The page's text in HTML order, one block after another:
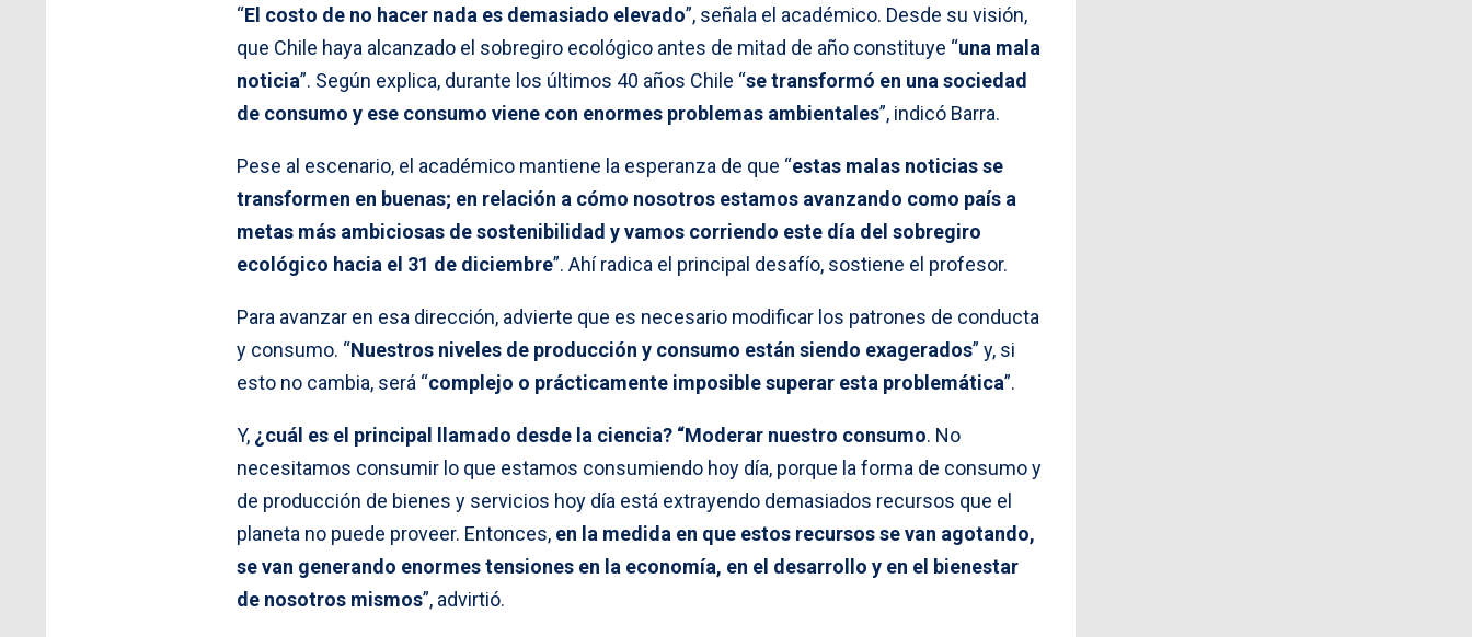
“El costo de no hacer nada es demasiado elevado”, señala el académico. Desde su visión,
que Chile haya alcanzado el sobregiro ecológico antes de mitad de año constituye “una mala
noticia”. Según explica, durante los últimos 40 años Chile “se transformó en una sociedad
de consumo y ese consumo viene con enormes problemas ambientales”, indicó Barra.
Pese al escenario, el académico mantiene la esperanza de que “estas malas noticias se
transformen en buenas; en relación a cómo nosotros estamos avanzando como país a
metas más ambiciosas de sostenibilidad y vamos corriendo este día del sobregiro
ecológico hacia el 31 de diciembre”. Ahí radica el principal desafío, sostiene el profesor.
Para avanzar en esa dirección, advierte que es necesario modificar los patrones de conducta
y consumo. “Nuestros niveles de producción y consumo están siendo exagerados” y, si
esto no cambia, será “complejo o prácticamente imposible superar esta problemática”.
Y, ¿cuál es el principal llamado desde la ciencia? “Moderar nuestro consumo. No
necesitamos consumir lo que estamos consumiendo hoy día, porque la forma de consumo y
de producción de bienes y servicios hoy día está extrayendo demasiados recursos que el
planeta no puede proveer. Entonces, en la medida en que estos recursos se van agotando,
se van generando enormes tensiones en la economía, en el desarrollo y en el bienestar
de nosotros mismos”, advirtió.